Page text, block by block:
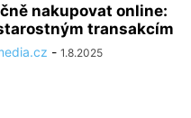
nakupovat online:
transakcím
- 1.8.2025